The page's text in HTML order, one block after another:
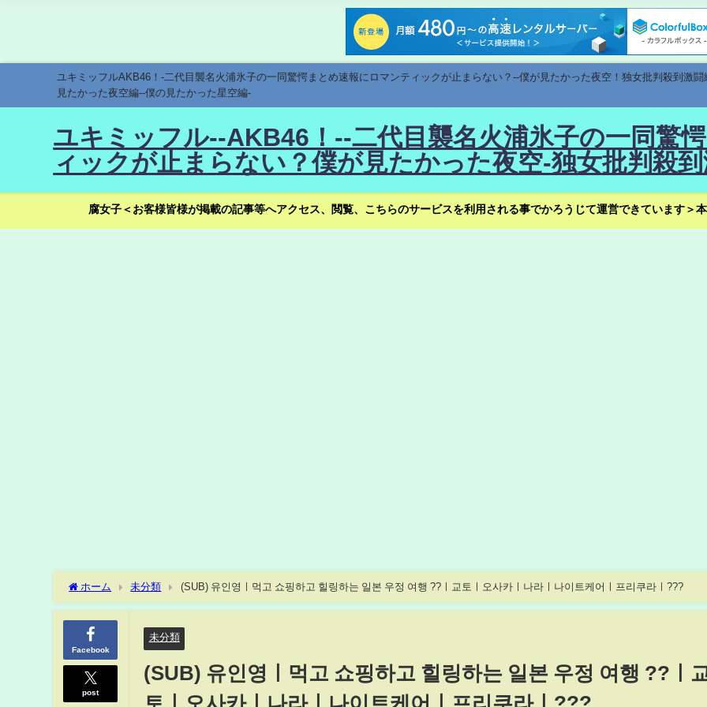
ユキミッフルAKB46！-二代目襲名火浦氷子の一同驚愕まとめ速報にロマンティックが止まらない？--僕が見たかった夜空！独女批判殺到激
見たかった夜空編--僕の見たかった星空編-
ユキミッフル--AKB46！--二代目襲名火浦氷子の一同驚
ィックが止まらない？僕が見たかった夜空-独女批判殺
腐女子＜お客様皆様が掲載の記事等へアクセス、閲覧、こちらのサービスを利用される事でかろうじて運営できています＞
ホーム 未分類 (SUB) 유인영ㅣ먹고 쇼핑하고 힐링하는 일본 우정 여행 ??ㅣ교토ㅣ오사카ㅣ나라ㅣ나이트케어ㅣ프리쿠라ㅣ???
Facebook
post
未分類
(SUB) 유인영ㅣ먹고 쇼핑하고 힐링하는 일본 우정 여행 ??ㅣ
토ㅣ오사카ㅣ나라ㅣ나이트케어ㅣ프리쿠라ㅣ???